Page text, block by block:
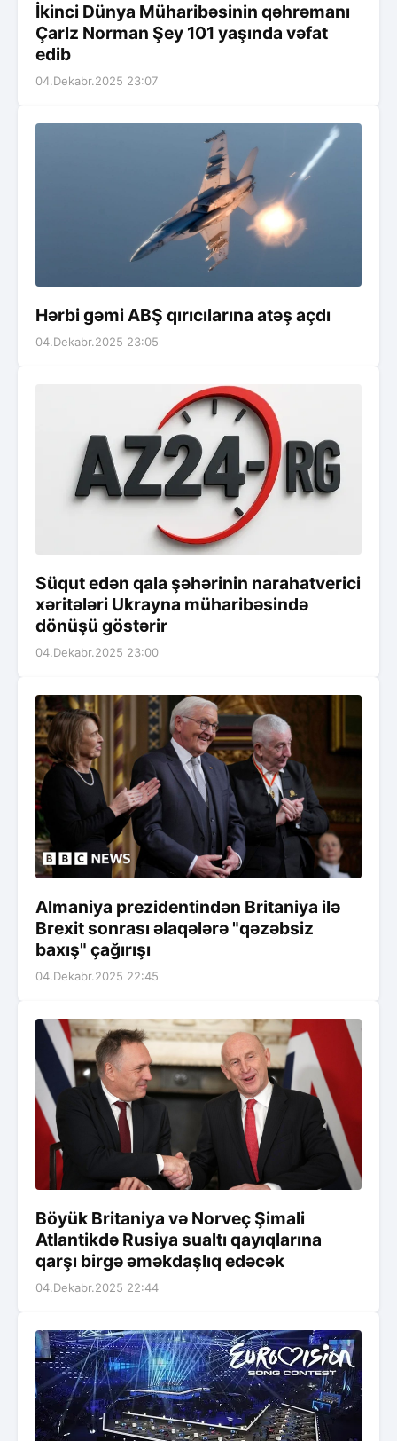
İkinci Dünya Müharibəsinin qəhrəmanı
Çarlz Norman Şey 101 yaşında vəfat
edib
04.Dekabr.2025 23:07
Hərbi gəmi ABŞ qırıcılarına atəş açdı
04.Dekabr.2025 23:05
Süqut edən qala şəhərinin narahatverici
xəritələri Ukrayna müharibəsində
dönüşü göstərir
04.Dekabr.2025 23:00
Almaniya prezidentindən Britaniya ilə
Brexit sonrası əlaqələrə "qəzəbsiz
baxış" çağırışı
04.Dekabr.2025 22:45
Böyük Britaniya və Norveç Şimali
Atlantikdə Rusiya sualtı qayıqlarına
qarşı birgə əməkdaşlıq edəcək
04.Dekabr.2025 22:44